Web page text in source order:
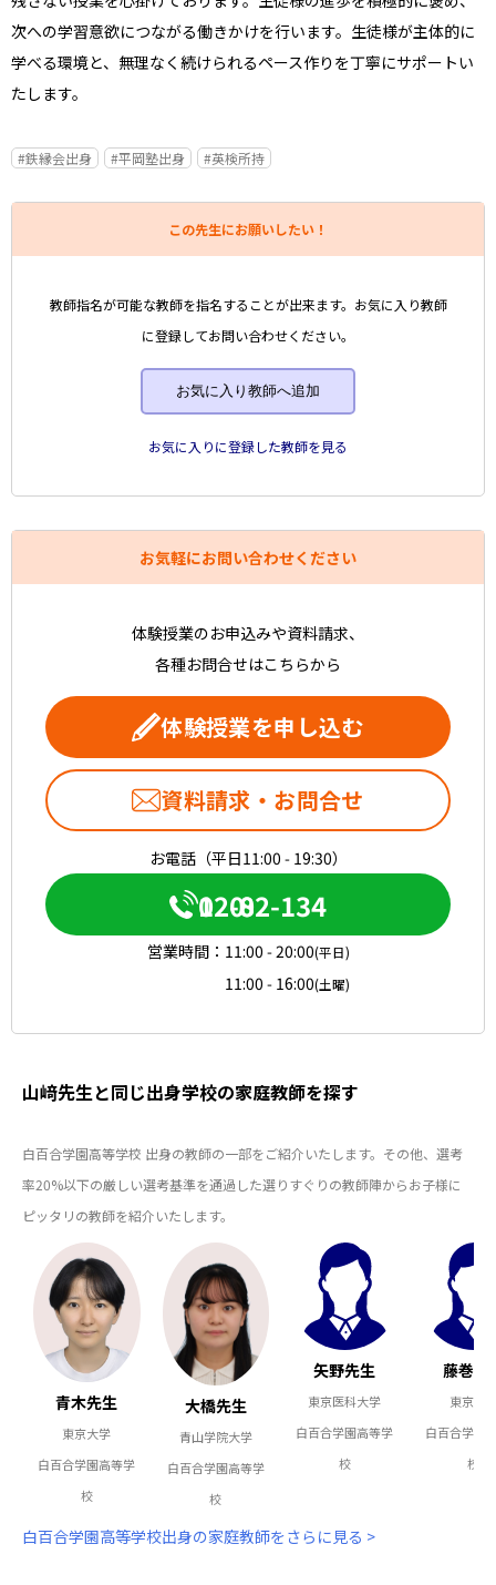
次への学習意欲につながる働きかけを行います。生徒様が主体的に
学べる環境と、無理なく続けられるペース作りを丁寧にサポートい
たします。
#鉄縁会出身 #平岡塾出身 #英検所持
この先生にお願いしたい！
教師指名が可能な教師を指名することが出来ます。お気に入り教師
に登録してお問い合わせください。
お気に入り教師へ追加
お気に入りに登録した教師を見る
お気軽にお問い合わせください
体験授業のお申込みや資料請求、
各種お問合せはこちらから
体験授業を申し込む
資料請求・お問合せ
お電話（平日11:00 - 19:30）
0120-082-134
営業時間： 11:00 - 20:00(平日)
11:00 - 16:00(土曜)
山﨑先生と同じ出身学校の家庭教師を探す
白百合学園高等学校 出身の教師の一部をご紹介いたします。その他、選考
率20%以下の厳しい選考基準を通過した選りすぐりの教師陣からお子様に
ピッタリの教師を紹介いたします。
青木先生
東京大学
白百合学園高等学
校
大橋先生
青山学院大学
白百合学園高等学
校
矢野先生
東京医科大学
白百合学園高等学
校
藤巻先
東京大
白百合学園
校
白百合学園高等学校出身の家庭教師をさらに見る >